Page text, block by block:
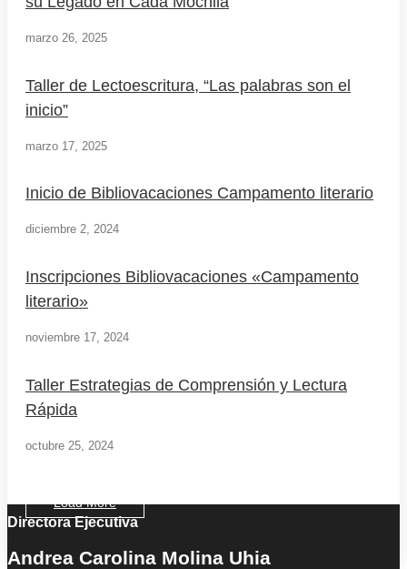
marzo 26, 2025
Taller de Lectoescritura, “Las palabras son el
inicio”
marzo 17, 2025
Inicio de Bibliovacaciones Campamento literario
diciembre 2, 2024
Inscripciones Bibliovacaciones «Campamento
literario»
noviembre 17, 2024
Taller Estrategias de Comprensión y Lectura
Rápida
octubre 25, 2024
Load More
End of Content.
Directora Ejecutiva
Andrea Carolina Molina Uhia